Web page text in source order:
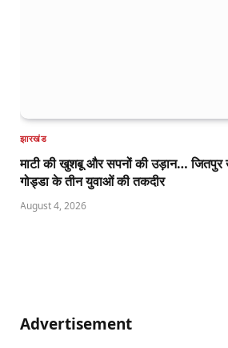
झारखंड
माटी की खुशबू और सपनों की उड़ान… जितपुर
गोड्डा के तीन युवाओं की तकदीर
August 4, 2026
Advertisement